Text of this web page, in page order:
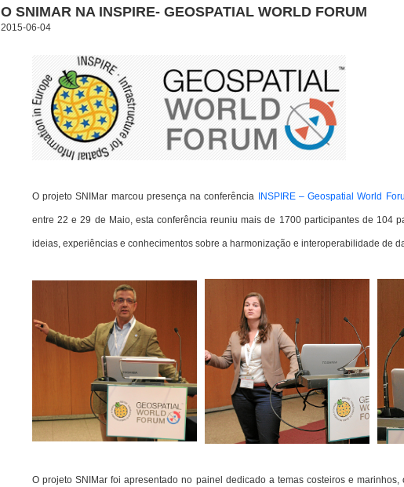
O SNIMAR NA INSPIRE- GEOSPATIAL WORLD FORUM
2015-06-04
O projeto SNIMar marcou presença na conferência INSPIRE – Geospatial World
entre 22 e 29 de Maio, esta conferência reuniu mais de 1700 participantes de 104
ideias, experiências e conhecimentos sobre a harmonização e interoperabilidade de
O projeto SNIMar foi apresentado no painel dedicado a temas costeiros e marinhos,